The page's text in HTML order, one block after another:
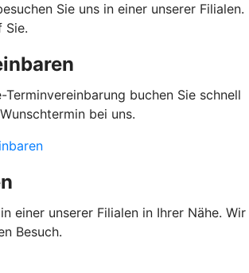
Sie uns in einer unserer Filialen.
Sie.
Terminvereinbarung buchen Sie schnell
bei uns.
einer unserer Filialen in Ihrer Nähe. Wir
Besuch.